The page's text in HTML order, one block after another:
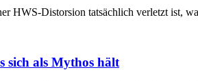
HWS-Distorsion tatsächlich verletzt ist,
sich als Mythos hält